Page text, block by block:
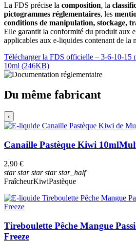
La FDS précise la composition, la
pictogrammes réglementaires, les
conditions de manipulation, stockage,
Elle garantit la conformité du produit aux
applicables aux e-liquides contenant de la
Télécharger la FDS officielle – 3-6-10-
10ml (246KB)
Du même fabricant
‹
Canaille Pastèque Kiwi 10ml
2,90 €
starstarstarstarstar_half
FraîcheurKiwiPastèque
Tireboulette Pêche Mangue
Freeze